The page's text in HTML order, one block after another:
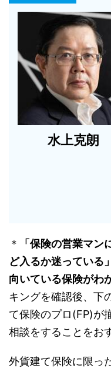
水上克朗
＊
「保険の営業マ
ど入るか迷っている
向いている保険がわ
キングを確認後、下
て保険のプロ(FP)が
相談をすることをお
外貨建て保険に限っ